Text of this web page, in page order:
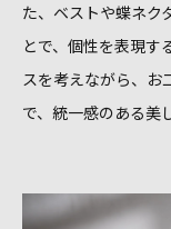
た、ベストや蝶ネク
とで、個性を表現す
スを考えながら、お
で、統一感のある美